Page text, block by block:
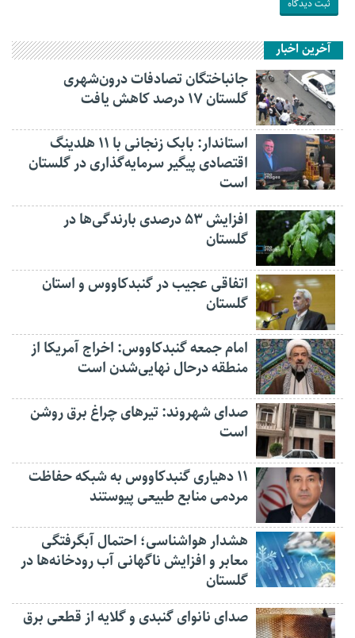
آخرین اخبار
جانباختگان تصادفات درون‌شهری
گلستان ۱۷ درصد کاهش یافت
استاندار: بابک زنجانی با ۱۱ هلدینگ
اقتصادی پیگیر سرمایه‌گذاری در گلستان
است
افزایش ۵۳ درصدی بارندگی‌ها در
گلستان
اتفاقی عجیب در‌ گنبدکاووس و استان
گلستان
امام جمعه گنبدکاووس: اخراج آمریکا از
منطقه درحال نهایی‌شدن است
صدای شهروند: تیرهای چراغ برق روشن
است
۱۱ دهیاری گنبدکاووس به شبکه حفاظت
مردمی منابع طبیعی پیوستند
هشدار هواشناسی؛ احتمال آبگرفتگی
معابر و افزایش ناگهانی آب رودخانه‌ها در
گلستان
صدای نانوای گنبدی و گلایه از قطعی برق